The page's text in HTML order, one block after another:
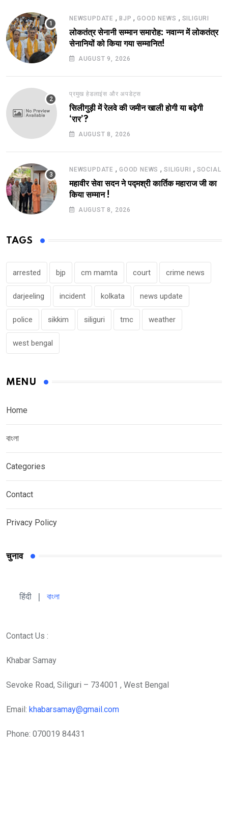
NEWSUPDATE , BJP ,GOOD NEWS , SILIGURI
लोकतंत्र सेनानी सम्मान समारोह: नवान्न में लोकतंत्र
सेनानियों को किया गया सम्मानित!
AUGUST 9, 2026
प्रमुख हेडलाइंस और अपडेट्स
सिलीगुड़ी में रेलवे की जमीन खाली होगी या बढ़ेगी
‘रार’?
AUGUST 8, 2026
NEWSUPDATE , GOOD NEWS ,SILIGURI , SOCIAL
महावीर सेवा सदन ने पद्मश्री कार्तिक महाराज जी का
किया सम्मान !
AUGUST 8, 2026
TAGS
arrested bjp cm mamta court crime news
darjeeling incident kolkata news update
police sikkim siliguri tmc weather
west bengal
MENU
Home
বাংলা
Categories
Contact
Privacy Policy
चुनाव
हिंदी বাংলা
Contact Us :
Khabar Samay
Sevoke Road, Siliguri – 734001 , West Bengal
Email: khabarsamay@gmail.com
Phone: 070019 84431